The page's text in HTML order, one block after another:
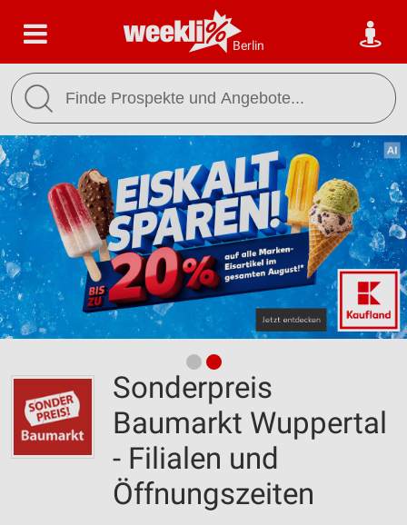
Berlin
Sonderpreis
Baumarkt Wuppertal
- Filialen und
Öffnungszeiten